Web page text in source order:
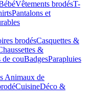
Vêtements brodésT-
Pantalons et
brodésCasquettes &
&
de couBadgesParapluies
Animaux de
CuisineDéco &